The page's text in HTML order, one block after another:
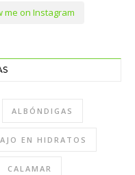
me on Instagram
ALBÓNDIGAS
EN HIDRATOS
CALAMAR